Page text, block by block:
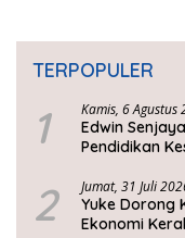
TERPOPULER
1 Kamis, 6
Edwin
Pendidikan
2 Jumat, 31 Juli
Yuke Dorong
Ekonomi